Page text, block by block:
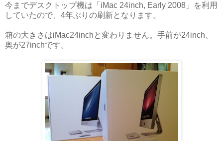
今までデスクトップ機は「iMac 24inch, Early 2008」を利用
していたので、4年ぶりの刷新となります。
箱の大きさはiMac24inchと変わりません。手前が24inch、
奥が27inchです。